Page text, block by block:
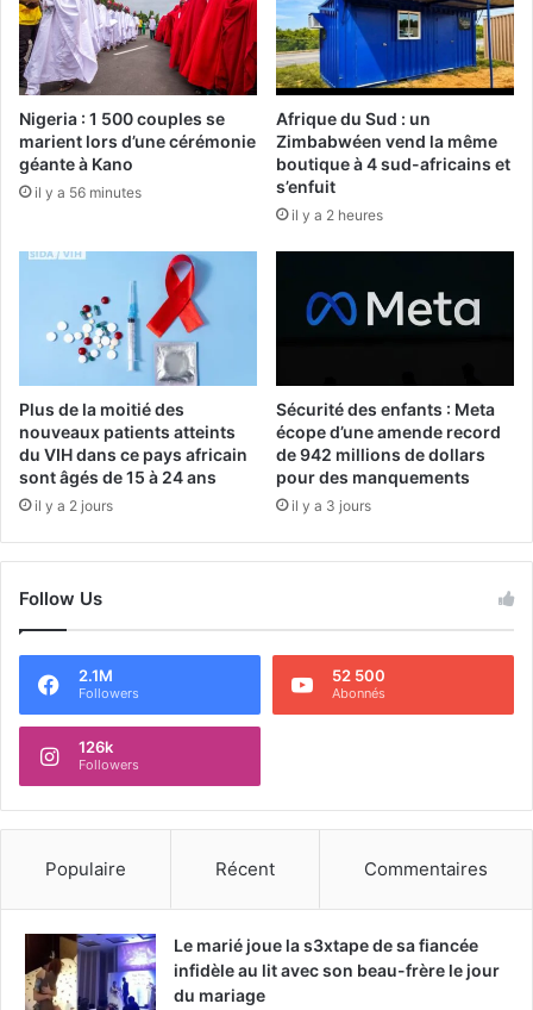
Nigeria : 1 500 couples se
marient lors d’une cérémonie
géante à Kano
il y a 56 minutes
Afrique du Sud : un
Zimbabwéen vend la même
boutique à 4 sud-africains et
s’enfuit
il y a 2 heures
Plus de la moitié des
nouveaux patients atteints
du VIH dans ce pays africain
sont âgés de 15 à 24 ans
il y a 2 jours
Sécurité des enfants : Meta
écope d’une amende record
de 942 millions de dollars
pour des manquements
il y a 3 jours
Follow Us
2.1M
Followers
52 500
Abonnés
126k
Followers
Populaire Récent Commentaires
Le marié joue la s3xtape de sa fiancée
infidèle au lit avec son beau-frère le jour
du mariage